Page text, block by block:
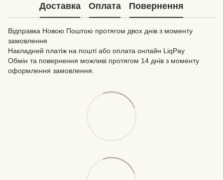
Доставка Оплата Повернення
Відправка Новою Поштою протягом двох днів з моменту
замовлення
Накладний платіж на пошті або оплата онлайн LiqPay
Обмін та повернення можливі протягом 14 днів з моменту
оформлення замовлення.